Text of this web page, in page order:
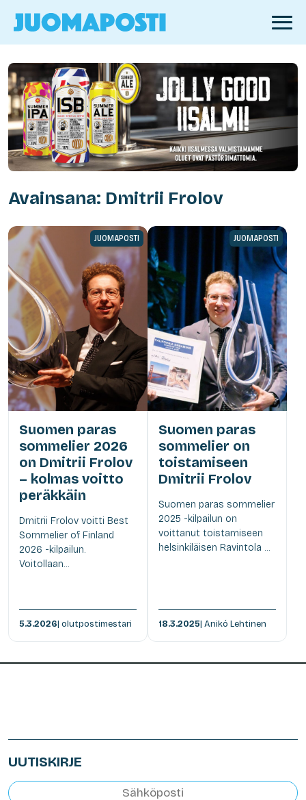
Avainsana: Dmitrii Frolov
JUOMAPOSTI
Suomen paras
sommelier 2026
on Dmitrii Frolov
– kolmas voitto
peräkkäin
Dmitrii Frolov voitti Best
Sommelier of Finland
2026 -kilpailun.
Voitollaan...
5.3.2026| olutpostimestari
JUOMAPOSTI
Suomen paras
sommelier on
toistamiseen
Dmitrii Frolov
Suomen paras sommelier
2025 -kilpailun on
voittanut toistamiseen
helsinkiläisen Ravintola ...
18.3.2025| Anikó Lehtinen
UUTISKIRJE